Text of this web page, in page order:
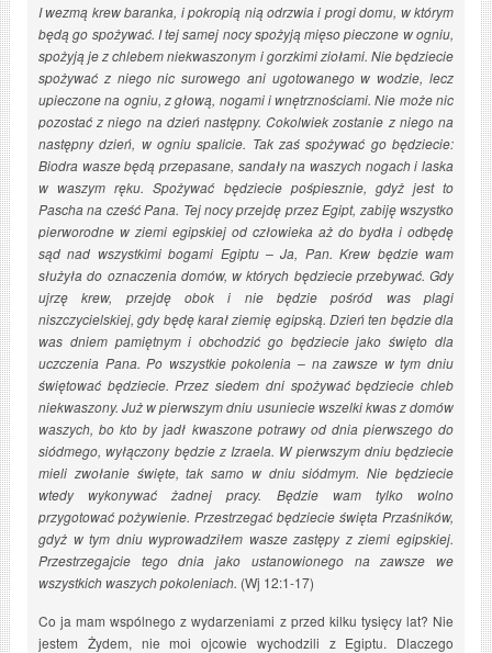
I wezmą krew baranka, i pokropią nią odrzwia i progi domu, w którym
będą go spożywać. I tej samej nocy spożyją mięso pieczone w ogniu,
spożyją je z chlebem niekwaszonym i gorzkimi ziołami. Nie będziecie
spożywać z niego nic surowego ani ugotowanego w wodzie, lecz
upieczone na ogniu, z głową, nogami i wnętrznościami. Nie może nic
pozostać z niego na dzień następny. Cokolwiek zostanie z niego na
następny dzień, w ogniu spalicie. Tak zaś spożywać go będziecie:
Biodra wasze będą przepasane, sandały na waszych nogach i laska
w waszym ręku. Spożywać będziecie pośpiesznie, gdyż jest to
Pascha na cześć Pana. Tej nocy przejdę przez Egipt, zabiję wszystko
pierworodne w ziemi egipskiej od człowieka aż do bydła i odbędę
sąd nad wszystkimi bogami Egiptu – Ja, Pan. Krew będzie wam
służyła do oznaczenia domów, w których będziecie przebywać. Gdy
ujrzę krew, przejdę obok i nie będzie pośród was plagi
niszczycielskiej, gdy będę karał ziemię egipską. Dzień ten będzie dla
was dniem pamiętnym i obchodzić go będziecie jako święto dla
uczczenia Pana. Po wszystkie pokolenia – na zawsze w tym dniu
świętować będziecie. Przez siedem dni spożywać będziecie chleb
niekwaszony. Już w pierwszym dniu usuniecie wszelki kwas z domów
waszych, bo kto by jadł kwaszone potrawy od dnia pierwszego do
siódmego, wyłączony będzie z Izraela. W pierwszym dniu będziecie
mieli zwołanie święte, tak samo w dniu siódmym. Nie będziecie
wtedy wykonywać żadnej pracy. Będzie wam tylko wolno
przygotować pożywienie. Przestrzegać będziecie święta Przaśników,
gdyż w tym dniu wyprowadziłem wasze zastępy z ziemi egipskiej.
Przestrzegajcie tego dnia jako ustanowionego na zawsze we
wszystkich waszych pokoleniach. (Wj 12:1-17)
Co ja mam wspólnego z wydarzeniami z przed kilku tysięcy lat? Nie
jestem Żydem, nie moi ojcowie wychodzili z Egiptu. Dlaczego